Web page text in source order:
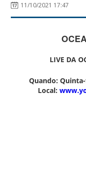
11/10/2021 17:47
LIVE DA
Quando:
Local: